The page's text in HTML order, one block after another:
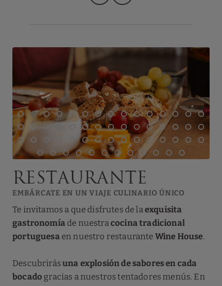
Restaurante
EMBÁRCATE EN UN VIAJE CULINARIO ÚNICO
Te invitamos a que disfrutes de laexquisita
gastronomíade nuestracocina tradicional
portuguesaen nuestro restauranteWine House.
Descubrirásuna explosión de sabores en cada
bocado gracias a nuestros tentadores menús. En